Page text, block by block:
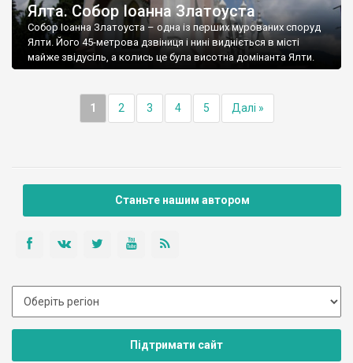
Ялта. Собор Іоанна Златоуста
Собор Іоанна Златоуста – одна із перших мурованих споруд
Ялти. Його 45-метрова дзвіниця і нині видніється в місті
майже звідусіль, а колись це була висотна домінанта Ялти.
1 2 3 4 5 Далі »
Станьте нашим автором
Підтримати сайт